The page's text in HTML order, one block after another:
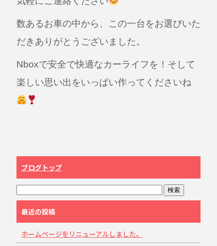
数あるお車の中から、この一台をお選びいた
だきありがとうございました。
Nboxで安全で快適なカーライフを！そして
楽しい思い出をいっぱい作ってくださいね
ブログトップ
最近の投稿
ホームページをリニューアルしました。